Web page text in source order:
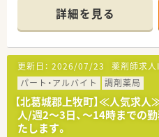
調剤薬局店舗を新規・併設
■カウンセリングに力をい
ニケーションを重視されて
20枚ほどで、ゆとりをもっ
■非常に離職率が低い事も
齢層の方がご活躍されていま
■残業代も1分単位でつくた
しても取り組まれています
暇取得義務があり、連続で
出来る為、ライフワークバ
詳細を見る
更新日： 2026/07/23 薬剤師求人
パート・アルバイト
調剤薬局
【北葛城郡上牧町】≪人気求
人/週2～3日、～14時までの
たします。